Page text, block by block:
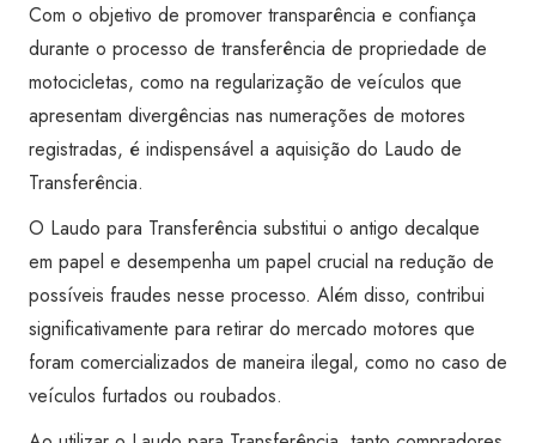
Com o objetivo de promover transparência e confiança
durante o processo de transferência de propriedade de
motocicletas, como na regularização de veículos que
apresentam divergências nas numerações de motores
registradas, é indispensável a aquisição do Laudo de
Transferência.
O Laudo para Transferência substitui o antigo decalque
em papel e desempenha um papel crucial na redução de
possíveis fraudes nesse processo. Além disso, contribui
significativamente para retirar do mercado motores que
foram comercializados de maneira ilegal, como no caso de
veículos furtados ou roubados.